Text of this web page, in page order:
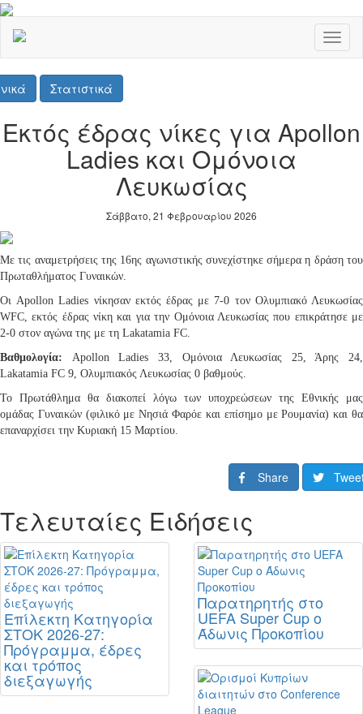
Στατιστικά
Εκτός έδρας νίκες για Apollon
Ladies και Ομόνοια
Λευκωσίας
Σάββατο, 21 Φεβρουαρίου 2026
Με τις αναμετρήσεις της 16ης αγωνιστικής συνεχίστηκε σήμερα η δράση του
Πρωταθλήματος Γυναικών.
Οι Apollon Ladies νίκησαν εκτός έδρας με 7-0 τον Ολυμπιακό Λευκωσίας
WFC, εκτός έδρας νίκη και για την Ομόνοια Λευκωσίας που επικράτησε με
2-0 στον αγώνα της με τη Lakatamia FC.
Βαθμολογία: Apollon Ladies 33, Ομόνοια Λευκωσίας 25, Άρης 24,
Lakatamia FC 9, Ολυμπιακός Λευκωσίας 0 βαθμούς.
Το Πρωτάθλημα θα διακοπεί λόγω των υποχρεώσεων της Εθνικής μας
ομάδας Γυναικών (φιλικό με Νησιά Φαρόε και επίσημο με Ρουμανία) και θα
επαναρχίσει την Κυριακή 15 Μαρτίου.
Share
Τελευταίες Ειδήσεις
Επίλεκτη Κατηγορία
ΣΤΟΚ 2026-27:
Πρόγραμμα, έδρες
και τρόπος
διεξαγωγής
Παρατηρητής στο
UEFA Super Cup ο
Άδωνις Προκοπίου